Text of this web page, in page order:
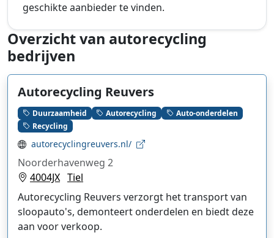
geschikte aanbieder te vinden.
Overzicht van autorecycling
bedrijven
Autorecycling Reuvers
Duurzaamheid Autorecycling
Auto-onderdelen
Recycling
autorecyclingreuvers.nl/
Noorderhavenweg 2
4004JX Tiel
Autorecycling Reuvers verzorgt het transport van
sloopauto's, demonteert onderdelen en biedt deze
aan voor verkoop.